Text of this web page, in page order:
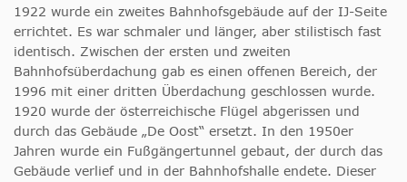
1922 wurde ein zweites Bahnhofsgebäude auf der IJ-Seite
errichtet. Es war schmaler und länger, aber stilistisch fast
identisch. Zwischen der ersten und zweiten
Bahnhofsüberdachung gab es einen offenen Bereich, der
1996 mit einer dritten Überdachung geschlossen wurde.
1920 wurde der österreichische Flügel abgerissen und
durch das Gebäude „De Oost“ ersetzt. In den 1950er
Jahren wurde ein Fußgängertunnel gebaut, der durch das
Gebäude verlief und in der Bahnhofshalle endete. Dieser